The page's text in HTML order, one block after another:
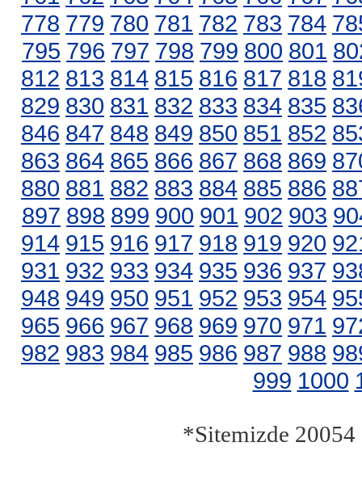
778 779 780 781 782 783 784
795 796 797 798 799 800 801
812 813 814 815 816 817 818
829 830 831 832 833 834 835
846 847 848 849 850 851 852
863 864 865 866 867 868 869
880 881 882 883 884 885 886
897 898 899 900 901 902 903
914 915 916 917 918 919 920
931 932 933 934 935 936 937
948 949 950 951 952 953 954
965 966 967 968 969 970 971
982 983 984 985 986 987 988
999 1000
*Sitemizde 20054